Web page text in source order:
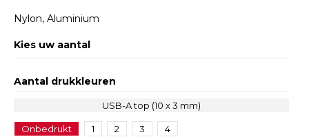
Nylon, Aluminium
Kies uw aantal
Aantal drukkleuren
USB-A top (10 x 3 mm)
Onbedrukt 1 2 3 4